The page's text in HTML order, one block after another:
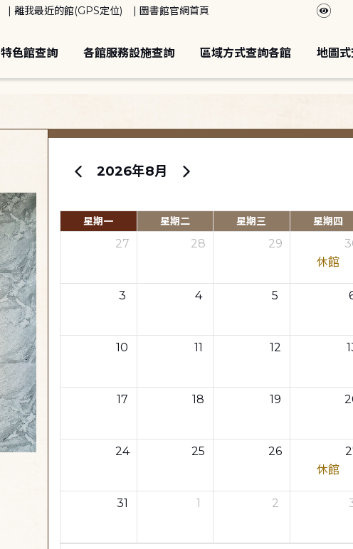
離我最近的館(GPS定位) 圖書館官網首頁
特色館查詢 各館服務設施查詢 區域方式查詢各館 地圖
2026年8月
星期一 星期二 星期三 星期四
27 28 29
休館
3 4 5
10 11 12
17 18 19
24 25 26
休館
31 1 2